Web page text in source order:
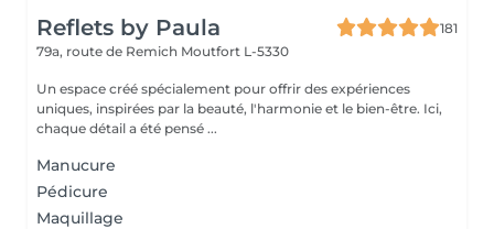
Reflets by Paula
181
79a, route de Remich Moutfort L-5330
Un espace créé spécialement pour offrir des expériences
uniques, inspirées par la beauté, l'harmonie et le bien-être. Ici,
chaque détail a été pensé ...
Manucure
Pédicure
Maquillage